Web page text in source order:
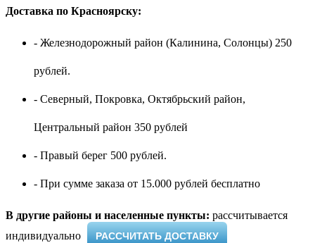
Доставка по Красноярску:
- Железнодорожный район (Калинина, Солонцы) 250
рублей.
- Северный, Покровка, Октябрьский район,
Центральный район 350 рублей
- Правый берег 500 рублей.
- При сумме заказа от 15.000 рублей бесплатно
В другие районы и населенные пункты: рассчитывается
индивидуально ​
РАССЧИТАТЬ ДОСТАВКУ